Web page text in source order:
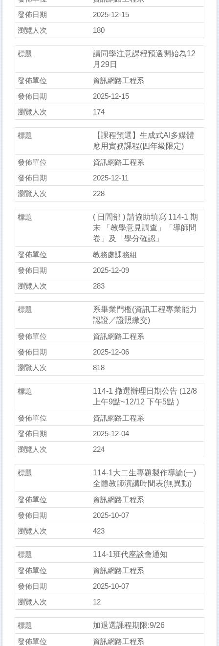
2025-12-15
180
請同學注意課程預選開始為12
月29日
資訊網路工程系
2025-12-15
174
【課程預選】生成式AI多媒體
應用實務課程(四年級限定)
資訊網路工程系
2025-12-11
228
( ⽇間部 ) 請協助填寫 114-1 期
末 「教學意⾒調查」「導師問
卷」及「學分確認」
教務處課務組
2025-12-09
283
系畢業門檻(資訊工程專業能力
認證／證照繳交)
資訊網路工程系
2025-12-06
818
114-1 撤選辦理⽇期公告 (12/8
上午9點~12/12 下午5點 )
資訊網路工程系
2025-12-04
224
114-1大二生專題製作導論(一)
全體教師演講時間表(無異動)
資訊網路工程系
2025-10-07
423
114-1班代座談會通知
資訊網路工程系
2025-10-07
12
加退選課程期限:9/26
資訊網路工程系